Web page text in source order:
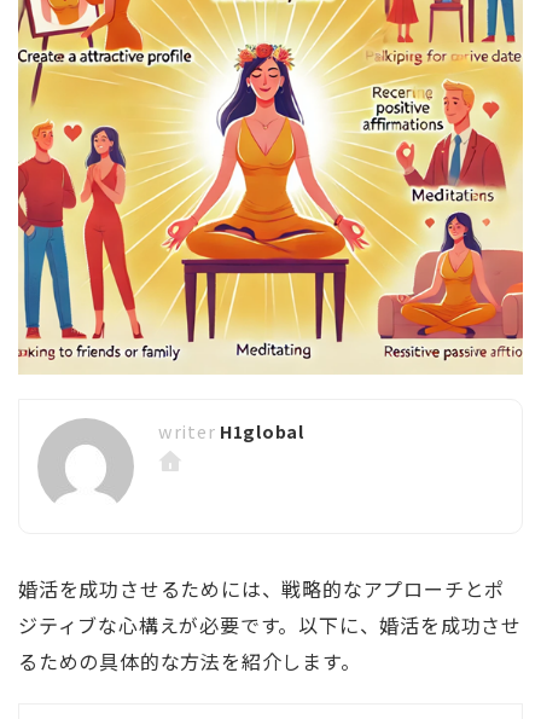
H1global
婚活を成功させるためには、戦略的なアプローチとポ
ジティブな心構えが必要です。以下に、婚活を成功させ
るための具体的な方法を紹介します。